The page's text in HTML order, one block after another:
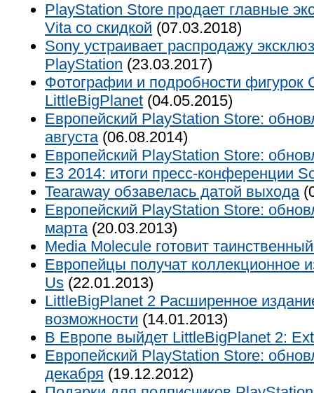
PlayStation Store продает главные
Vita со скидкой (07.03.2018)
Sony устраивает распродажу
PlayStation (23.03.2017)
Фотографии и подробности фигурок
LittleBigPlanet (04.05.2015)
Европейский PlayStation Store:
августа(06.08.2014)
Европейский PlayStation Store:
E3 2014: итоги пресс-конференции
Tearaway обзавелась датой выхода
Европейский PlayStation Store:
марта(20.03.2013)
Media Molecule готовит
Европейцы получат коллекционное
Us (22.01.2013)
LittleBigPlanet 2 Расширенное
возможности (14.01.2013)
В Европе выйдет LittleBigPlanet 2:
Европейский PlayStation Store:
декабря (19.12.2012)